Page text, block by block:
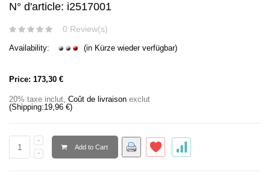
N° d'article: i2517001
0 Review(s)
Availability: (in Kürze wieder verfügbar)
Price: 173,30 €
20% taxe inclut, Coût de livraison exclut
(Shipping:19,96 €)
Add to Cart